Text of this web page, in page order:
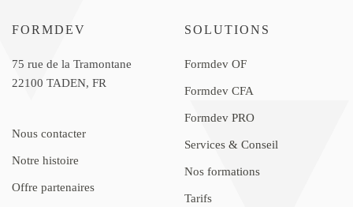
FORMDEV
75 rue de la Tramontane
22100 TADEN, FR
Nous contacter
Notre histoire
Offre partenaires
SOLUTIONS
Formdev OF
Formdev CFA
Formdev PRO
Services & Conseil
Nos formations
Tarifs